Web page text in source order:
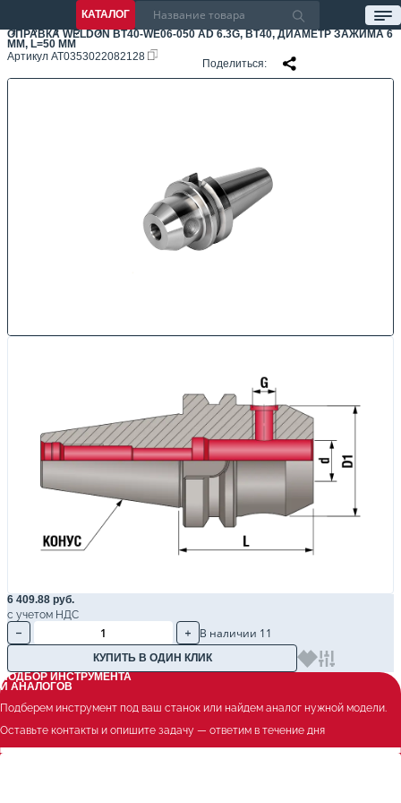
КАТАЛОГ
ОПРАВКА WELDON BT40-WE06-050 AD 6.3G, BT40, ДИАМЕТР ЗАЖИМА 6
ММ, L=50 ММ
Артикул AT0353022082128
Поделиться
6 409.88 руб.
с учетом НДС
В наличии 11
КУПИТЬ В ОДИН КЛИК
ПОДБОР ИНСТРУМЕНТА
И АНАЛОГОВ
Подберем инструмент под ваш станок или найдем аналог нужной модели.
Оставьте контакты и опишите задачу — ответим в течение дня